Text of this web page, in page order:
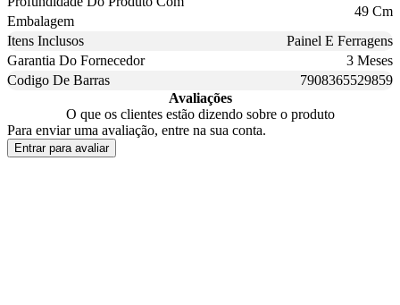
Embalagem
49 Cm
Itens Inclusos
Painel E Ferragens
Garantia Do Fornecedor
3 Meses
Codigo De Barras
7908365529859
Avaliações
O que os clientes estão dizendo sobre o produto
Para enviar uma avaliação, entre na sua conta.
Entrar para avaliar